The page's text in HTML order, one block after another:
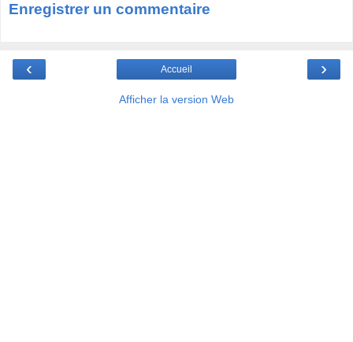
Enregistrer un commentaire
‹ ›
Accueil
Afficher la version Web